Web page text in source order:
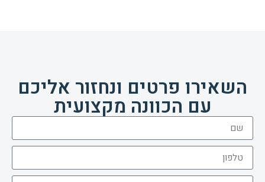
השאירו פרטים ונחזור אליכם
עם הכוונה מקצועית